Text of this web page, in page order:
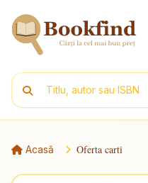
Acasă Oferta carti